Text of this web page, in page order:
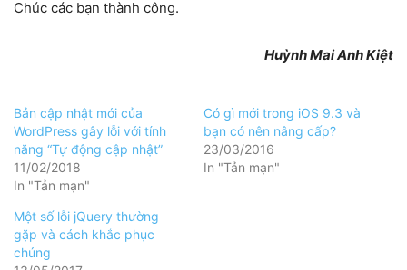
Chúc các bạn thành công.
Huỳnh Mai Anh Kiệt
Bản cập nhật mới của
WordPress gây lỗi với tính
năng “Tự động cập nhật”
11/02/2018
In "Tản mạn"
Có gì mới trong iOS 9.3 và
bạn có nên nâng cấp?
23/03/2016
In "Tản mạn"
Một số lỗi jQuery thường
gặp và cách khắc phục
chúng